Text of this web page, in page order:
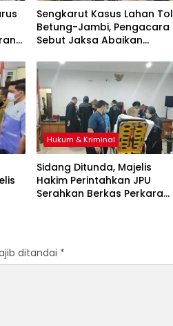
Sengkarut Kasus Lahan Tol
Betung-Jambi, Pengacara
Sebut Jaksa Abaikan
Hukum & Kriminal
Sidang Ditunda, Majelis
Hakim Perintahkan JPU
Serahkan Berkas Perkara
ditandai *